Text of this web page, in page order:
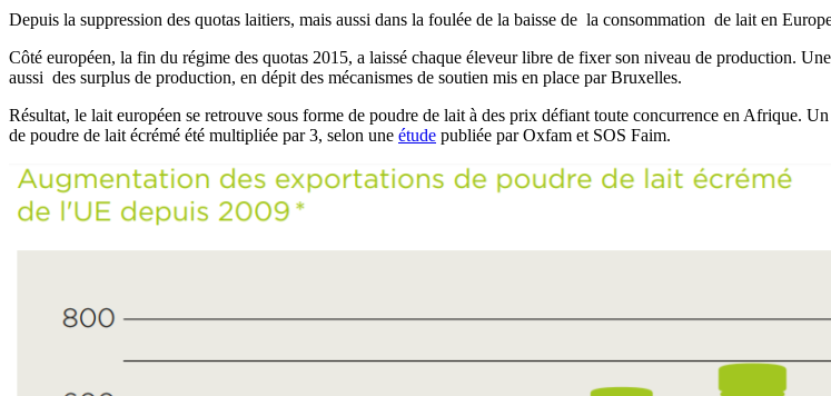
Depuis la suppression des quotas laitiers, mais aussi dans la foulée de la baisse de la consommation de lait en
Côté européen, la fin du régime des quotas 2015, a laissé chaque éleveur libre de fixer son niveau de production.
aussi des surplus de production, en dépit des mécanismes de soutien mis en place par Bruxelles.
Résultat, le lait européen se retrouve sous forme de poudre de lait à des prix défiant toute concurrence en Afrique.
de poudre de lait écrémé été multipliée par 3, selon une étude publiée par Oxfam et SOS Faim.